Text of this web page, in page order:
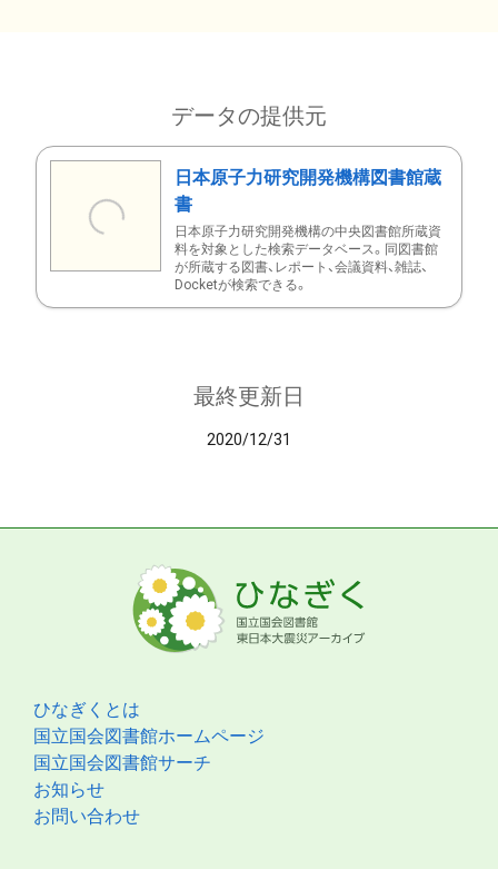
データの提供元
日本原子力研究開発機構図書館蔵
書
日本原子力研究開発機構の中央図書館所蔵資
料を対象とした検索データベース。同図書館
が所蔵する図書、レポート、会議資料、雑誌、
Docketが検索できる。
最終更新日
2020/12/31
ひなぎくとは
国立国会図書館ホームページ
国立国会図書館サーチ
お知らせ
お問い合わせ